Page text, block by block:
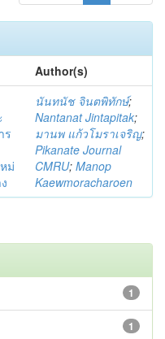
Author(s)
ร
ม่
นันทนัช จินตพิทักษ์;
Nantanat Jintapitak;
มานพ แก้วโมราเจริญ;
Pikanate Journal
CMRU; Manop
Kaewmoracharoen
1
1